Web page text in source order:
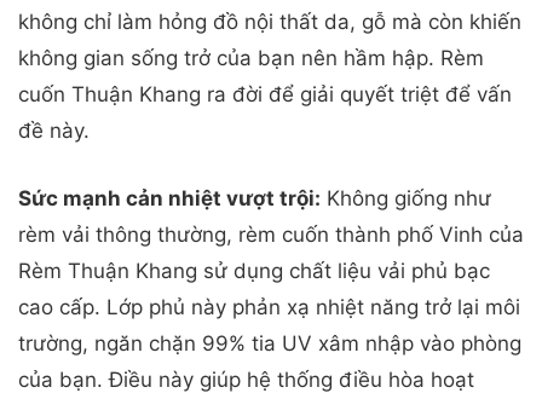
không chỉ làm hỏng đồ nội thất da, gỗ mà còn khiến
không gian sống trở của bạn nên hầm hập. Rèm
cuốn Thuận Khang ra đời để giải quyết triệt để vấn
đề này.
Sức mạnh cản nhiệt vượt trội: Không giống như
rèm vải thông thường, rèm cuốn thành phố Vinh của
Rèm Thuận Khang sử dụng chất liệu vải phủ bạc
cao cấp. Lớp phủ này phản xạ nhiệt năng trở lại môi
trường, ngăn chặn 99% tia UV xâm nhập vào phòng
của bạn. Điều này giúp hệ thống điều hòa hoạt